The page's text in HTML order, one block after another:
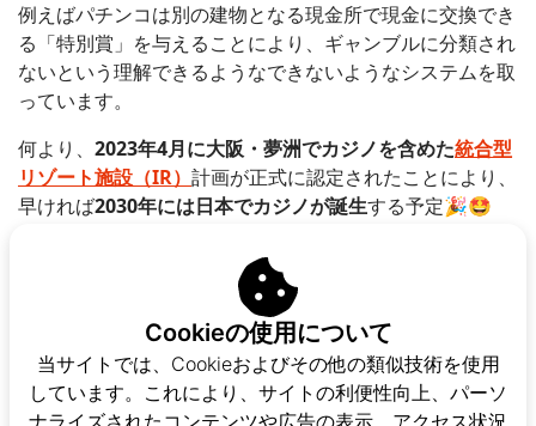
例えばパチンコは別の建物となる現金所で現金に交換でき
る「特別賞」を与えることにより、ギャンブルに分類され
ないという理解できるようなできないようなシステムを取
っています。
何より、 2023年4月に大阪・夢洲でカジノを含めた統合型
リゾート施設（IR） 計画が正式に認定されたことにより、
早ければ2030年には日本でカジノが誕生する予定🎉🤩
開業されればカジノの売り上げも追加され、日本もかなり
ギャンブル大国ランキングの上位に上がる可能性がありま
コロナで落ち込んだパチンコ業界の客足も回復傾向で、
2022年の売上高は2兆5,000億円 。
もしパチンコがギャンブルとして分類されるなら、ダント
Cookieの使用について
当サイトでは、Cookieおよびその他の類似技術を使用
しています。これにより、サイトの利便性向上、パーソ
ナライズされたコンテンツや広告の表示、アクセス状況